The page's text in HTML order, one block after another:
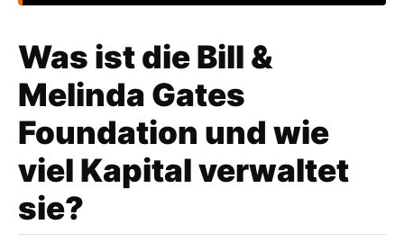
Was ist die Bill &
Melinda Gates
Foundation und wie
viel Kapital verwaltet
sie?